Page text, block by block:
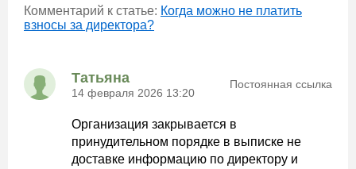
Комментарий к статье: Когда можно не платить
взносы за директора?
Татьяна
14 февраля 2026 13:20
Постоянная ссылка
Организация закрывается в
принудительном порядке в выписке не
доставке информацию по директору и